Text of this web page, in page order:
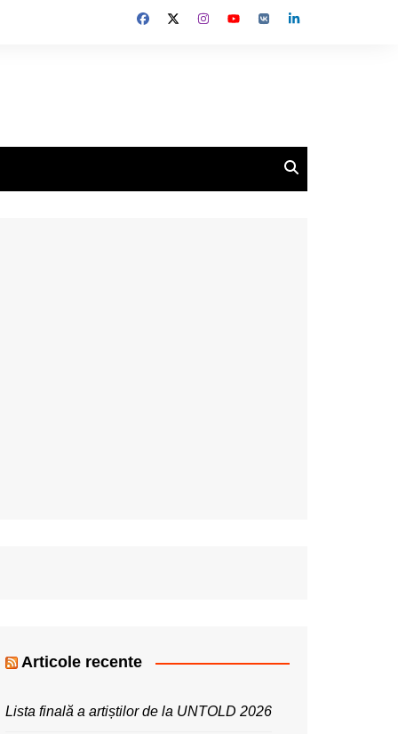
Articole recente
Lista finală a artiștilor de la UNTOLD 2026